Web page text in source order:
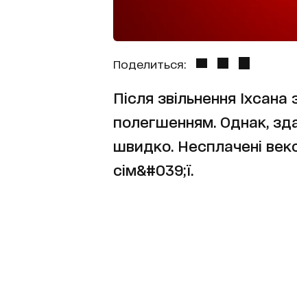
Поделиться:
Після звільнення
полегшенням. Однак,
швидко. Несплачені
сім&#039;ї.